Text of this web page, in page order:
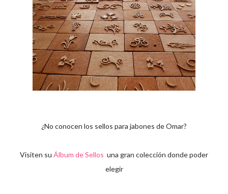
¿No conocen los sellos para jabones de Omar?
Visiten su Álbum de Sellos una gran colección donde poder
elegir